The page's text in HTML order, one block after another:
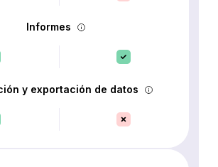
Informes
y exportación de datos